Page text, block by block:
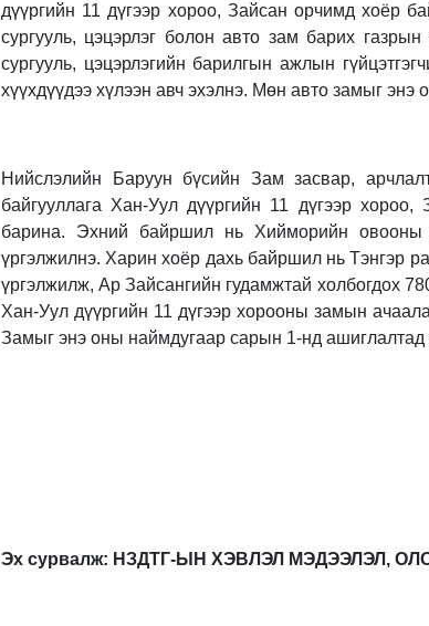
дүүргийн 11 дүгээр хороо, Зайсан орчимд хоёр
сургууль, цэцэрлэг болон авто зам барих
сургууль, цэцэрлэгийн барилгын ажлын
хүүхдүүдээ хүлээн авч эхэлнэ. Мөн авто замыг
Нийслэлийн Баруун бүсийн Зам засвар,
байгууллага Хан-Уул дүүргийн 11 дүгээр
барина. Эхний байршил нь Хийморийн
үргэлжилнэ. Харин хоёр дахь байршил нь Тэнгэр
үргэлжилж, Ар Зайсангийн гудамжтай холбогдох
Хан-Уул дүүргийн 11 дүгээр хорооны замын
Замыг энэ оны наймдугаар сарын 1-нд ашиглалтад
Эх сурвалж: НЗДТГ-ЫН ХЭВЛЭЛ МЭДЭЭЛЭЛ,